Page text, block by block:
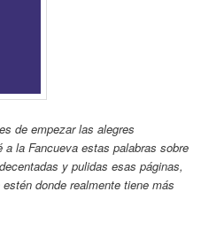
de empezar las alegres
la Fancueva estas palabras sobre
y pulidas esas páginas,
donde realmente tiene más